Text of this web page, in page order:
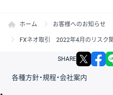
ホーム お客様へのお知らせ
FXネオ取引 2022年4月のリスク
SHARE X
各種方針・規程・会社案内